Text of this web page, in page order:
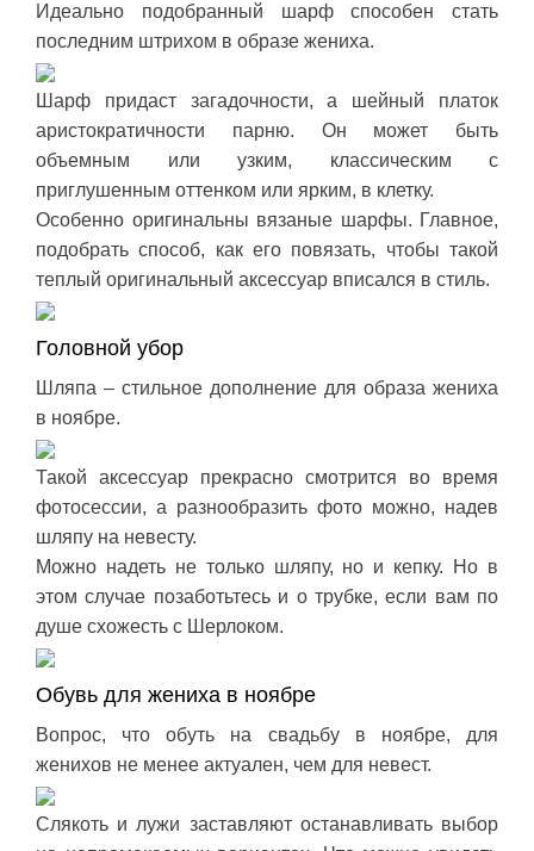
Идеально подобранный шарф способен стать
последним штрихом в образе жениха.
Шарф придаст загадочности, а шейный платок
аристократичности парню. Он может быть
объемным или узким, классическим с
приглушенным оттенком или ярким, в клетку.
Особенно оригинальны вязаные шарфы. Главное,
подобрать способ, как его повязать, чтобы такой
теплый оригинальный аксессуар вписался в стиль.
Головной убор
Шляпа – стильное дополнение для образа жениха
в ноябре.
Такой аксессуар прекрасно смотрится во время
фотосессии, а разнообразить фото можно, надев
шляпу на невесту.
Можно надеть не только шляпу, но и кепку. Но в
этом случае позаботьтесь и о трубке, если вам по
душе схожесть с Шерлоком.
Обувь для жениха в ноябре
Вопрос, что обуть на свадьбу в ноябре, для
женихов не менее актуален, чем для невест.
Слякоть и лужи заставляют останавливать выбор